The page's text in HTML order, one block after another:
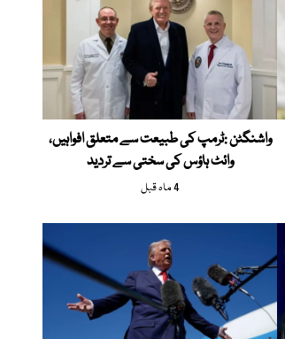
واشنگٹن :ٹرمپ کی طبیعت سے متعلق افواہیں،
وائٹ ہاؤس کی سختی سے تردید
4 ماہ قبل